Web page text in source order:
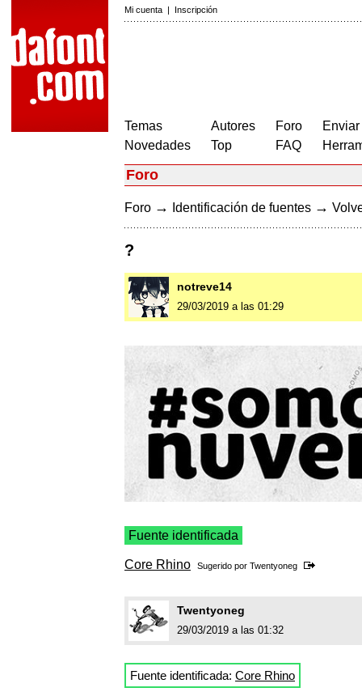
Mi cuenta | Inscripción
Temas
Novedades
Autores
Top
Foro
FAQ
Foro
Foro → Identificación de fuentes →
?
notreve14
29/03/2019 a las 01:29
Fuente identificada
Core Rhino Sugerido por Twentyoneg
Twentyoneg
29/03/2019 a las 01:32
Fuente identificada: Core Rhino